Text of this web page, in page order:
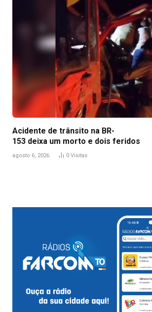
Acidente de trânsito na BR-
153 deixa um morto e dois feridos
agosto 6, 2026 0 Visitas